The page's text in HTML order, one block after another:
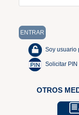
Soy usuario
Solicitar PIN
OTROS